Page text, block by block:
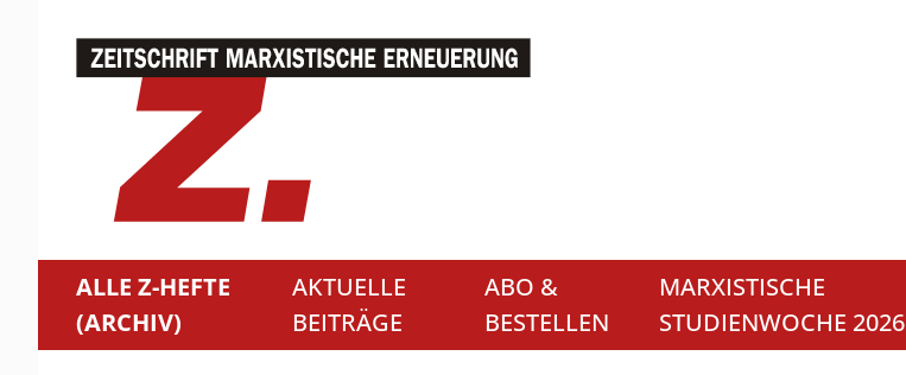
ALLE Z-HEFTE
(ARCHIV)
AKTUELLE
BEITRÄGE
ABO &
BESTELLEN
MARXISTISCHE
STUDIENWOCHE 2026